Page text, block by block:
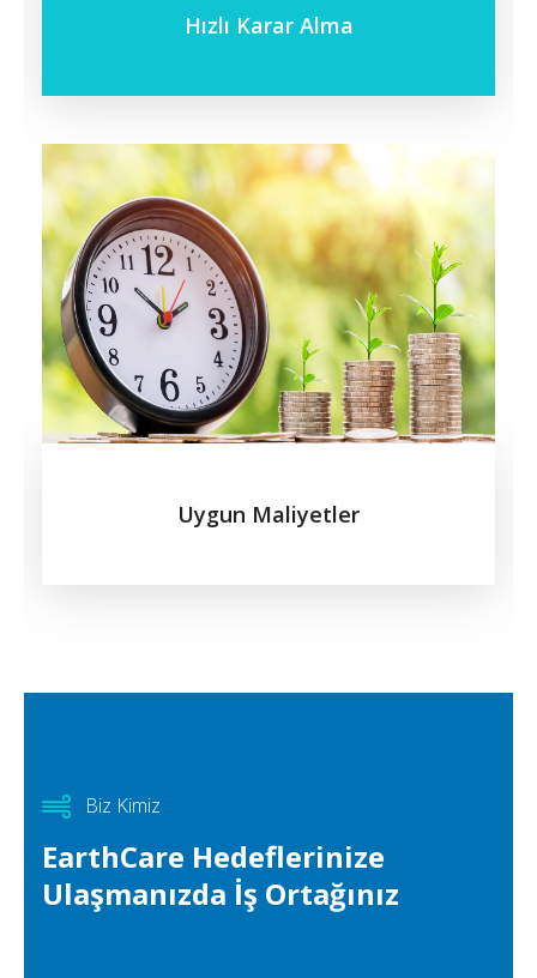
Hızlı Karar Alma
Uygun Maliyetler
Biz Kimiz
EarthCare Hedeflerinize
Ulaşmanızda İş Ortağınız